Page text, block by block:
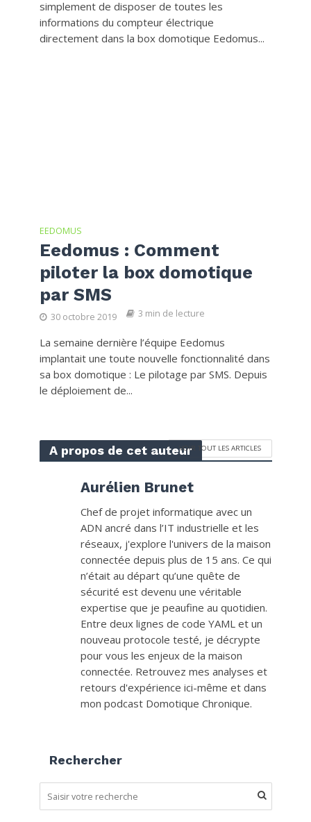
simplement de disposer de toutes les
informations du compteur électrique
directement dans la box domotique Eedomus...
EEDOMUS
Eedomus : Comment
piloter la box domotique
par SMS
30 octobre 2019 3 min de lecture
La semaine dernière l’équipe Eedomus
implantait une toute nouvelle fonctionnalité dans
sa box domotique : Le pilotage par SMS. Depuis
le déploiement de...
A propos de cet auteurVOIR TOUT LES ARTICLES
Aurélien Brunet
Chef de projet informatique avec un
ADN ancré dans l’IT industrielle et les
réseaux, j'explore l'univers de la maison
connectée depuis plus de 15 ans. Ce qui
n’était au départ qu’une quête de
sécurité est devenu une véritable
expertise que je peaufine au quotidien.
Entre deux lignes de code YAML et un
nouveau protocole testé, je décrypte
pour vous les enjeux de la maison
connectée. Retrouvez mes analyses et
retours d'expérience ici-même et dans
mon podcast Domotique Chronique.
Rechercher